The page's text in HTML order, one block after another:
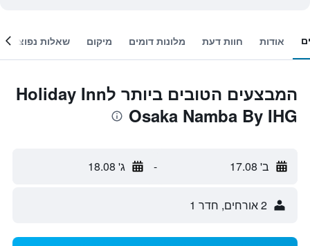
אודות חוות דעת מלונות דומים מיקום שאלות נפוצות
המבצעים הטובים ביותר לHoliday Inn
Osaka Namba By IHG
ב' 17.08 - ג' 18.08
2 אורחים, חדר 1